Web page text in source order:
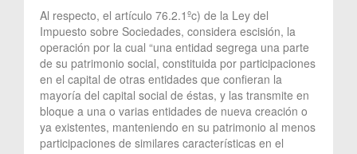
Al respecto, el artículo 76.2.1ºc) de la Ley del
Impuesto sobre Sociedades, considera escisión, la
operación por la cual “una entidad segrega una parte
de su patrimonio social, constituida por participaciones
en el capital de otras entidades que confieran la
mayoría del capital social de éstas, y las transmite en
bloque a una o varias entidades de nueva creación o
ya existentes, manteniendo en su patrimonio al menos
participaciones de similares características en el